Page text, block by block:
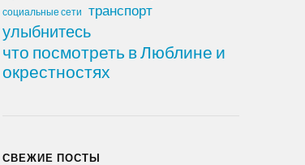
социальные сети транспорт
улыбнитесь
что посмотреть в Люблине и
окрестностях
СВЕЖИЕ ПОСТЫ